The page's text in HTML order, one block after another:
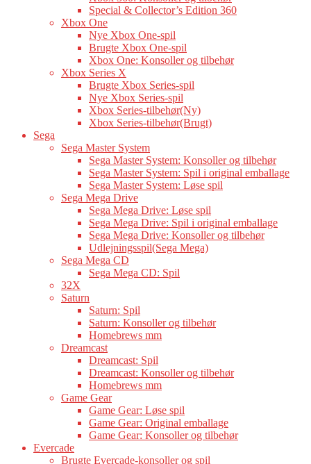
Special & Collector’s Edition 360
Xbox One
Nye Xbox One-spil
Brugte Xbox One-spil
Xbox One: Konsoller og tilbehør
Xbox Series X
Brugte Xbox Series-spil
Nye Xbox Series-spil
Xbox Series-tilbehør(Ny)
Xbox Series-tilbehør(Brugt)
Sega
Sega Master System
Sega Master System: Konsoller og tilbehør
Sega Master System: Spil i original emballage
Sega Master System: Løse spil
Sega Mega Drive
Sega Mega Drive: Løse spil
Sega Mega Drive: Spil i original emballage
Sega Mega Drive: Konsoller og tilbehør
Udlejningsspil(Sega Mega)
Sega Mega CD
Sega Mega CD: Spil
32X
Saturn
Saturn: Spil
Saturn: Konsoller og tilbehør
Homebrews mm
Dreamcast
Dreamcast: Spil
Dreamcast: Konsoller og tilbehør
Homebrews mm
Game Gear
Game Gear: Løse spil
Game Gear: Original emballage
Game Gear: Konsoller og tilbehør
Evercade
Brugte Evercade-konsoller og spil